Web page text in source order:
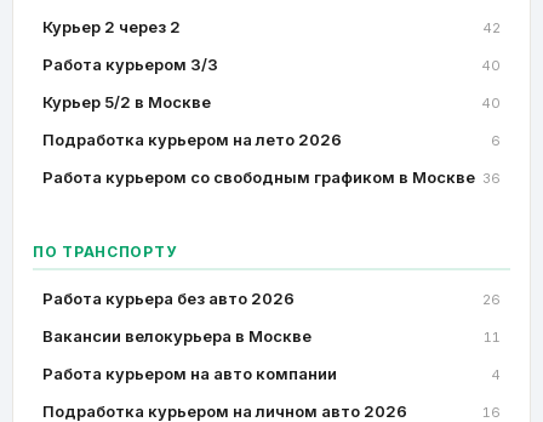
Курьер 2 через 2 42
Работа курьером 3/3 40
Курьер 5/2 в Москве 40
Подработка курьером на лето 2026 6
Работа курьером со свободным графиком в Москве 36
ПО ТРАНСПОРТУ
Работа курьера без авто 2026 26
Вакансии велокурьера в Москве 11
Работа курьером на авто компании 4
Подработка курьером на личном авто 2026 16